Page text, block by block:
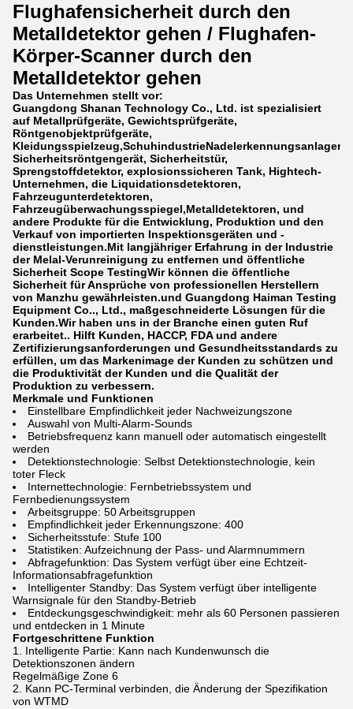
Flughafensicherheit durch den
Metalldetektor gehen / Flughafen-
Körper-Scanner durch den
Metalldetektor gehen
Das Unternehmen stellt vor:
Guangdong Shanan Technology Co., Ltd. ist spezialisiert
auf Metallprüfgeräte, Gewichtsprüfgeräte,
Röntgenobjektprüfgeräte,
Kleidungsspielzeug,SchuhindustrieNadelerkennungsanlagen,
Sicherheitsröntgengerät, Sicherheitstür,
Sprengstoffdetektor, explosionssicheren Tank, Hightech-
Unternehmen, die Liquidationsdetektoren,
Fahrzeugunterdetektoren,
Fahrzeugüberwachungsspiegel,Metalldetektoren, und
andere Produkte für die Entwicklung, Produktion und den
Verkauf von importierten Inspektionsgeräten und -
dienstleistungen.Mit langjähriger Erfahrung in der Industrie
der Melal-Verunreinigung zu entfernen und öffentliche
Sicherheit Scope TestingWir können die öffentliche
Sicherheit für Ansprüche von professionellen Herstellern
von Manzhu gewährleisten.und Guangdong Haiman Testing
Equipment Co.., Ltd., maßgeschneiderte Lösungen für die
Kunden.Wir haben uns in der Branche einen guten Ruf
erarbeitet.. Hilft Kunden, HACCP, FDA und andere
Zertifizierungsanforderungen und Gesundheitsstandards zu
erfüllen, um das Markenimage der Kunden zu schützen und
die Produktivität der Kunden und die Qualität der
Produktion zu verbessern.
Merkmale und Funktionen
Einstellbare Empfindlichkeit jeder Nachweizungszone
Auswahl von Multi-Alarm-Sounds
Betriebsfrequenz kann manuell oder automatisch eingestellt
werden
Detektionstechnologie: Selbst Detektionstechnologie, kein
toter Fleck
Internettechnologie: Fernbetriebssystem und
Fernbedienungssystem
Arbeitsgruppe: 50 Arbeitsgruppen
Empfindlichkeit jeder Erkennungszone: 400
Sicherheitsstufe: Stufe 100
Statistiken: Aufzeichnung der Pass- und Alarmnummern
Abfragefunktion: Das System verfügt über eine Echtzeit-
Informationsabfragefunktion
Intelligenter Standby: Das System verfügt über intelligente
Warnsignale für den Standby-Betrieb
Entdeckungsgeschwindigkeit: mehr als 60 Personen passieren
und entdecken in 1 Minute
Fortgeschrittene Funktion
1. Intelligente Partie: Kann nach Kundenwunsch die
Detektionszonen ändern
Regelmäßige Zone 6
2. Kann PC-Terminal verbinden, die Änderung der Spezifikation
von WTMD